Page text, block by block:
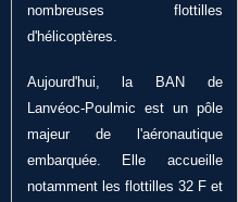
nombreuses flottilles
d'hélicoptères.
Aujourd'hui, la BAN de
Lanvéoc-Poulmic est un pôle
majeur de l'aéronautique
embarquée. Elle accueille
notamment les flottilles 32 F et